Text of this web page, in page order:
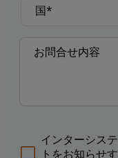
インターシス
トをお知らせ